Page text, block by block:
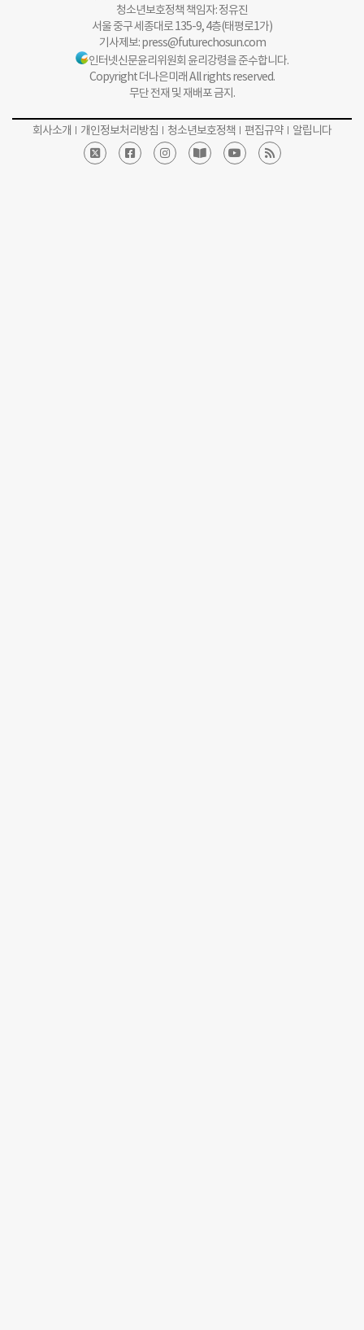
청소년보호정책 책임자: 정유진
서울 중구 세종대로 135-9, 4층(태평로1가)
기사제보:press@futurechosun.com
인터넷신문윤리위원회 윤리강령을 준수합니다.
Copyright 더나은미래 All rights reserved.
무단 전재 및 재배포 금지.
회사소개 개인정보처리방침 청소년보호정책 편집규약 알립니다